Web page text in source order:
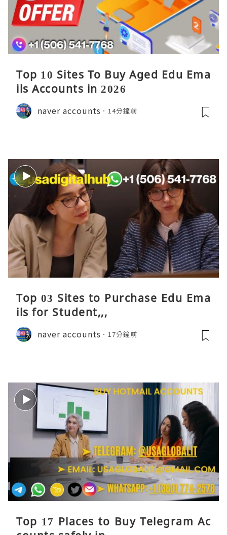
Top 10 Sites To Buy Aged Edu Ema
ils Accounts in 2026
naver accounts 14分鐘前
Top 03 Sites to Purchase Edu Ema
ils for Student,,,
naver accounts 17分鐘前
Top 17 Places to Buy Telegram Ac